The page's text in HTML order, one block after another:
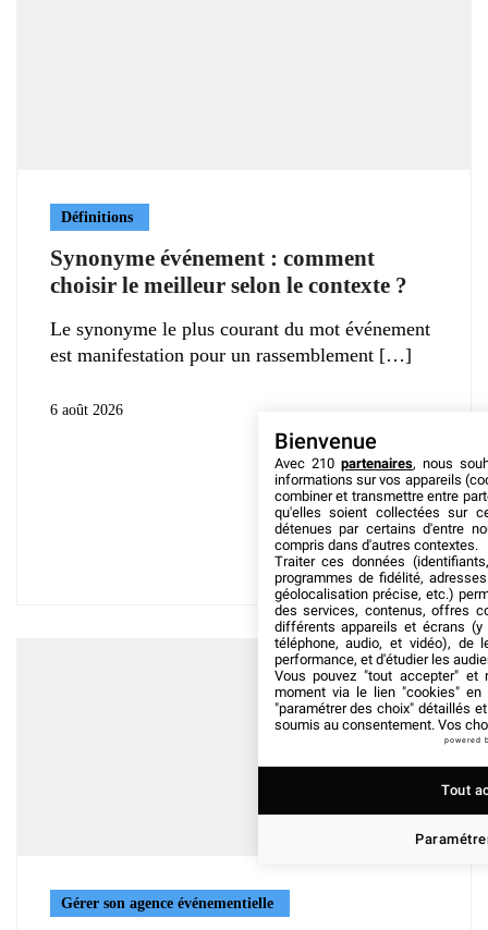
Définitions
Synonyme événement : comment
choisir le meilleur selon le contexte ?
Le synonyme le plus courant du mot événement
est manifestation pour un rassemblement
6 août 2026
Gérer son agence événementielle
Bienvenue
Avec 210 partenaires, nous
informations sur vos appareils
combiner et transmettre entre
qu'elles soient collectées sur
détenues par certains d'entre
compris dans d'autres contextes.
Traiter ces données
programmes de fidélité,
géolocalisation précise, etc.)
des services, contenus, offres
différents appareils et écrans (y
téléphone, audio, et vidéo), de
performance, et d'étudier les
Vous pouvez "tout accepter" et
moment via le lien "cookies" en
"paramétrer des choix" détaillés
soumis au consentement. Vos
powered
Tout